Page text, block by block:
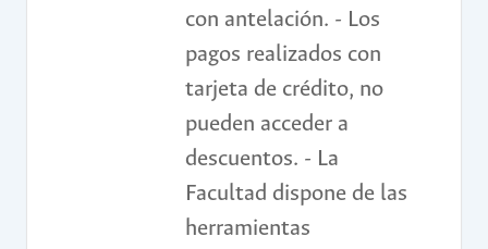
con antelación. - Los
pagos realizados con
tarjeta de crédito, no
pueden acceder a
descuentos. - La
Facultad dispone de las
herramientas